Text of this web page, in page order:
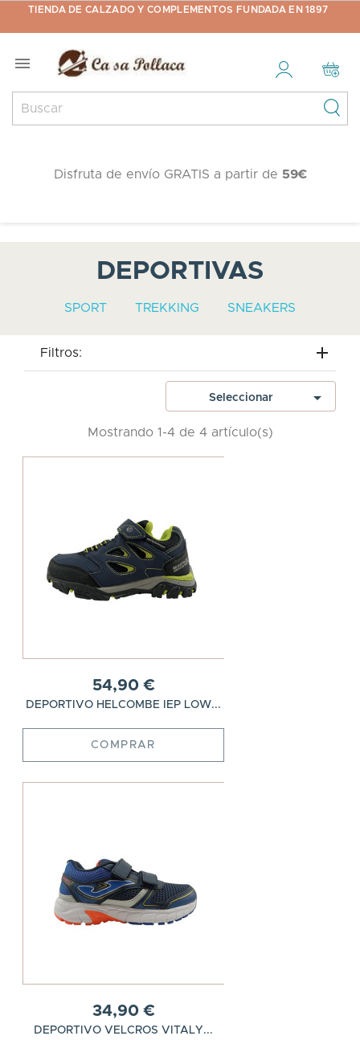
TIENDA DE CALZADO Y COMPLEMENTOS FUNDADA EN 1897

Disfruta de envío GRATIS a partir de 59€
DEPORTIVAS
SPORT TREKKING SNEAKERS
Filtros:
Seleccionar 
Mostrando 1-4 de 4 artículo(s)
54,90 €
DEPORTIVO HELCOMBE IEP LOW...
COMPRAR
34,90 €
DEPORTIVO VELCROS VITALY...